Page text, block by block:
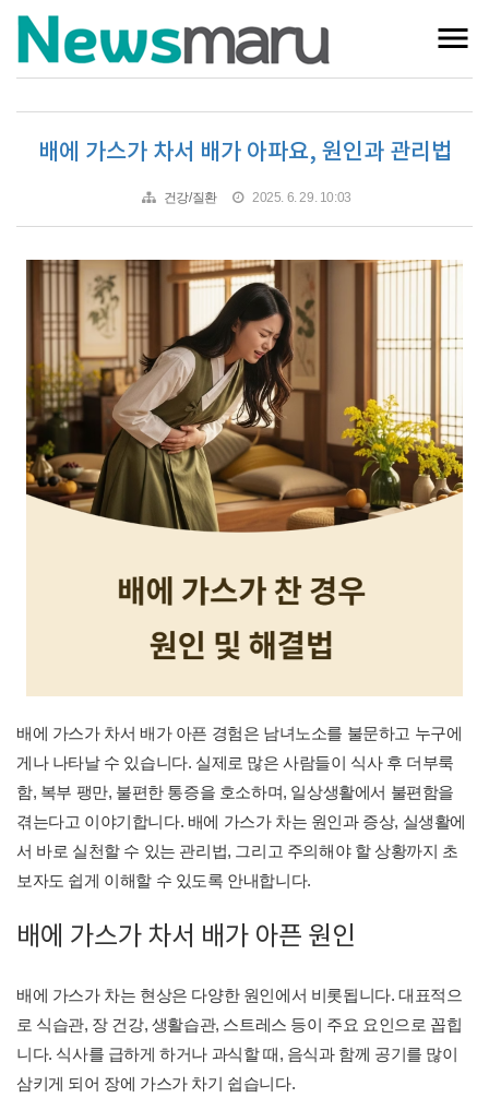
배에 가스가 차서 배가 아파요, 원인과 관리법
건강/질환 2025. 6. 29. 10:03
배에 가스가 차서 배가 아픈 경험은 남녀노소를 불문하고 누구에
게나 나타날 수 있습니다. 실제로 많은 사람들이 식사 후 더부룩
함, 복부 팽만, 불편한 통증을 호소하며, 일상생활에서 불편함을
겪는다고 이야기합니다. 배에 가스가 차는 원인과 증상, 실생활에
서 바로 실천할 수 있는 관리법, 그리고 주의해야 할 상황까지 초
보자도 쉽게 이해할 수 있도록 안내합니다.
배에 가스가 차서 배가 아픈 원인
배에 가스가 차는 현상은 다양한 원인에서 비롯됩니다. 대표적으
로 식습관, 장 건강, 생활습관, 스트레스 등이 주요 요인으로 꼽힙
니다. 식사를 급하게 하거나 과식할 때, 음식과 함께 공기를 많이
삼키게 되어 장에 가스가 차기 쉽습니다.